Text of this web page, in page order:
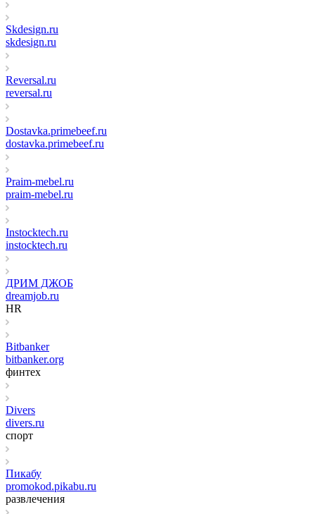
Skdesign.ru
skdesign.ru
Reversal.ru
reversal.ru
Dostavka.primebeef.ru
dostavka.primebeef.ru
Praim-mebel.ru
praim-mebel.ru
Instocktech.ru
instocktech.ru
ДРИМ ДЖОБ
dreamjob.ru
HR
Bitbanker
bitbanker.org
финтех
Divers
divers.ru
спорт
Пикабу
promokod.pikabu.ru
развлечения